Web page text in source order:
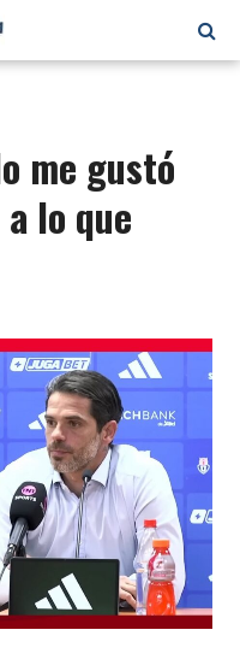
me gustó
lo que